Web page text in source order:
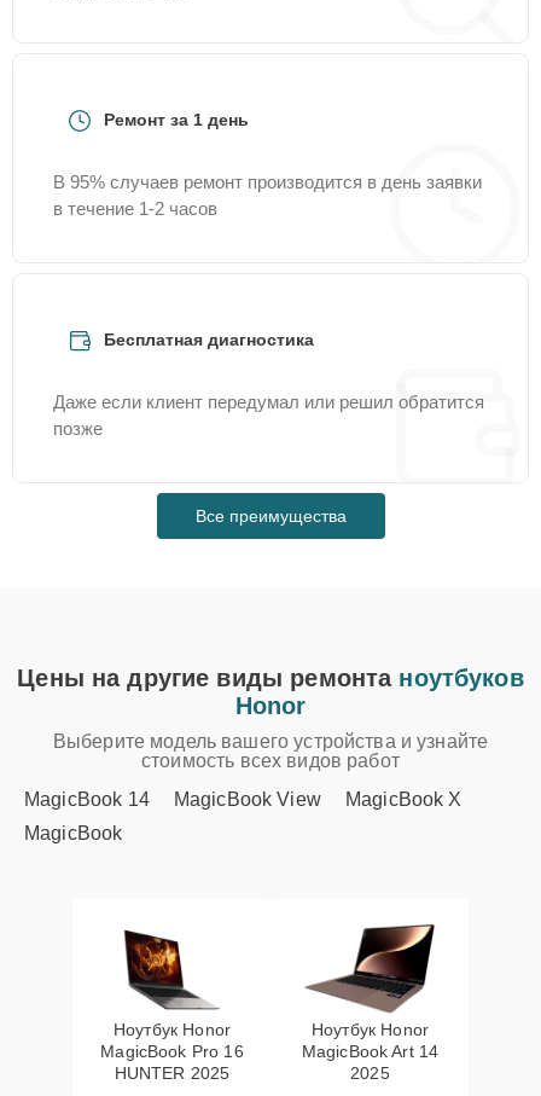
Ремонт за 1 день
В 95% случаев ремонт производится в день заявки
в течение 1-2 часов
Бесплатная диагностика
Даже если клиент передумал или решил обратится
позже
Все преимущества
Цены на другие виды ремонта ноутбуков
Honor
Выберите модель вашего устройства и узнайте
стоимость всех видов работ
MagicBook 14
MagicBook View
MagicBook X
MagicBook
Ноутбук Honor
MagicBook Pro 16
HUNTER 2025
Ноутбук Honor
MagicBook Art 14
2025